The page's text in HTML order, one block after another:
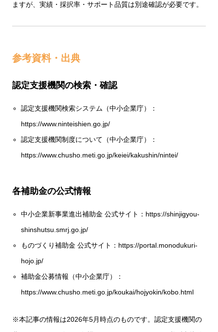
ますが、実績・採択率・サポート品質は別途確認が必要です。
参考資料・出典
認定支援機関の検索・確認
認定支援機関検索システム（中小企業庁）：
https://www.ninteishien.go.jp/
認定支援機関制度について（中小企業庁）：
https://www.chusho.meti.go.jp/keiei/kakushin/nintei/
各補助金の公式情報
中小企業新事業進出補助金 公式サイト：https://shinjigyou-
shinshutsu.smrj.go.jp/
ものづくり補助金 公式サイト：https://portal.monodukuri-
hojo.jp/
補助金公募情報（中小企業庁）：
https://www.chusho.meti.go.jp/koukai/hojyokin/kobo.html
※本記事の情報は2026年5月時点のものです。認定支援機関の